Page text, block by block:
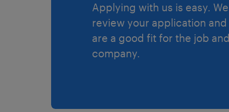
Applying with us is easy.
review your application and
are a good fit for the job
company.